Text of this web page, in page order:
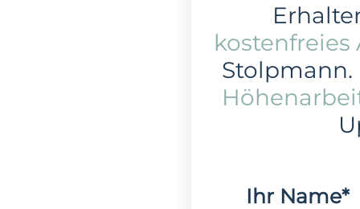
kostenfreies
Ihr Name*